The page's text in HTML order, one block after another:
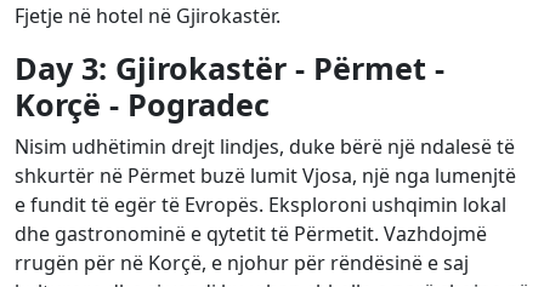
Fjetje në hotel në Gjirokastër.
Day 3: Gjirokastër - Përmet -
Korçë - Pogradec
Nisim udhëtimin drejt lindjes, duke bërë një ndalesë të
shkurtër në Përmet buzë lumit Vjosa, një nga lumenjtë
e fundit të egër të Evropës. Eksploroni ushqimin lokal
dhe gastronominë e qytetit të Përmetit. Vazhdojmë
rrugën për në Korçë, e njohur për rëndësinë e saj